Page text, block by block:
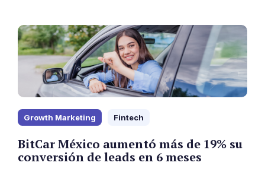
Growth Marketing Fintech
BitCar México aumentó más de 19% su
conversión de leads en 6 meses